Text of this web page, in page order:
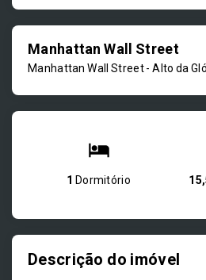
Manhattan Wall Street
Manhattan Wall Street -Alto da
1 Dormitório
Descrição do imóvel